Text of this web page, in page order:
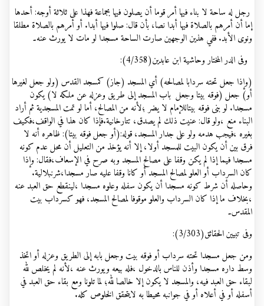
رجل له ساحة لا بناء فيها أمر قوما أن يصلون فيها بجماعة فهذا على ثلاثة أوجه: أحدها
إما أن أمرهم بالصلاة فيها أبدا نصا، بأن قال: صلوا فيها أبدا. أو أمرهم بالصلاة مطلقا
ونوى الأبد. ففي هذين الوجهين صارت الساحة مسجدا لو مات لا يورث عنه۔
وفی الدر المختار وحاشية ابن عابدين(4/358):
(وإذا جعل تحته سردابا لمصالحه) أي المسجد (جاز) كمسجد القدس (ولو جعل لغيرها
أو) جعل (فوقه بيتا وجعل باب المسجد إلى طريق وعزله عن ملكه لا) يكون
مسجدا. لو بنى فوقه بيتاللإمام لا يضر ؛لأنه من المصالح، أما لو تمت المسجدية ثم أراد
البناء منع ،ولو قال: عنيت ذلك لم يصدق، تتارخانية.فإذا كان هذا في الواقف،فكيف
بغيره ،فيجب هدمه ولو على جدار المسجد، قوله:(أو جعل فوقه بيتا): ظاهره أنه لا
فرق بين أن يكون البيت للمسجد أولا، إلا أنه يؤخذ من التعليل أن محل عدم كونه
مسجدا فيما إذا لم يكن وقفا على مصالح المسجد وبه صرح في الإسعاف،فقال: وإذا
كان السرداب أو العلو لمصالح المسجد أو كانا وقفا عليه صار مسجدا،شرنبلالية.
وحاصله أن شرط كونه مسجدا أن يكون سفله وعلوه مسجدا ،لينقطع حق العبد عنه
،بخلاف ما إذا كان السرداب والعلو موقوفا لمصالح المسجد، فهو كسرداب بيت
المقدس۔
وفی تبيين الحقائق(3/303):
ومن جعل مسجدا تحته سرداب أو فوقه بيت وجعل بابه إلى الطريق وعزله أو اتخذ
وسط داره مسجدا وأذن للناس بالدخول ،فله بيعه ويورث عنه ،لأنه لم يخلص لله
لبقاء حق العبد فيه، والمسجد لا يكون إلا خالصا لله؛ لما تلونا ومع بقاء حق العبد في
أسفله أو في أعلاه أو في جوانبه محيطا به لايتحقق الخلوص كله.